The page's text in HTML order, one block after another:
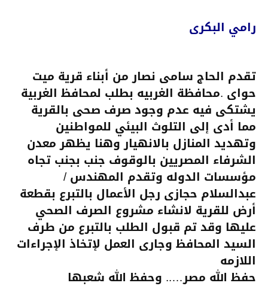
رامي البكرى
تقدم الحاج سامى نصار من أبناء قرية ميت
حواى .محافظة الغربيه بطلب لمحافظ الغربية
يشتكى فيه عدم وجود صرف صحى بالقرية
مما أدى إلى التلوث البيئي للمواطنين
وتهديد المنازل بالانهيار وهنا يظهر معدن
الشرفاء المصريين بالوقوف جنب بجنب تجاه
مؤسسات الدوله وتقدم المهندس /
عبدالسلام حجازى رجل الأعمال بالتبرع بقطعة
أرض للقرية لانشاء مشروع الصرف الصحي
عليها وقد تم قبول الطلب بالتبرع من طرف
السيد المحافظ وجارى العمل لإتخاذ الإجراءات
اللازمه
حفظ الله مصر….. وحفظ الله شعبها